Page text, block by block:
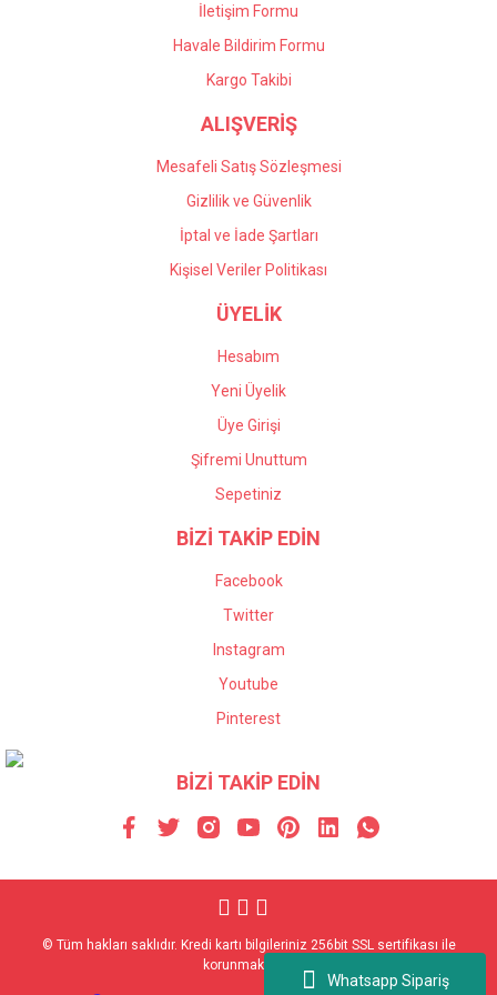
Whatsapp Sipariş
Gönder
İletişim Formu
Havale Bildirim Formu
Kargo Takibi
ALIŞVERİŞ
Mesafeli Satış Sözleşmesi
Gizlilik ve Güvenlik
İptal ve İade Şartları
Kişisel Veriler Politikası
ÜYELİK
Hesabım
Yeni Üyelik
Üye Girişi
Şifremi Unuttum
Sepetiniz
BİZİ TAKİP EDİN
Facebook
Twitter
Instagram
Youtube
Pinterest
BİZİ TAKİP EDİN
© Tüm hakları saklıdır. Kredi kartı bilgileriniz 256bit SSL sertifikası ile
korunmaktadır.